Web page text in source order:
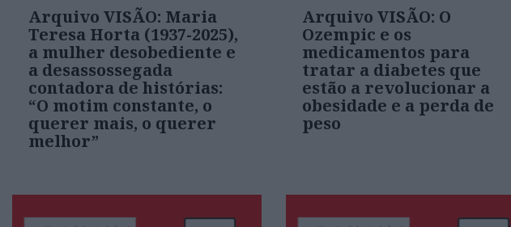
Arquivo VISÃO: Maria
Teresa Horta (1937-2025),
a mulher desobediente e
a desassossegada
contadora de histórias:
“O motim constante, o
querer mais, o querer
melhor”
Arquivo VISÃO: O
Ozempic e os
medicamentos para
tratar a diabetes que
estão a revolucionar a
obesidade e a perda de
peso